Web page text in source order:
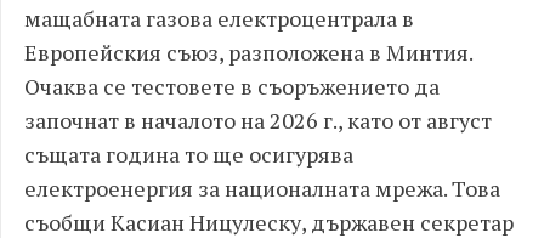
мащабната газова електроцентрала в
Европейския съюз, разположена в Минтия.
Очаква се тестовете в съоръжението да
започнат в началото на 2026 г., като от август
същата година то ще осигурява
електроенергия за националната мрежа. Това
съобщи Касиан Ницулеску, държавен секретар